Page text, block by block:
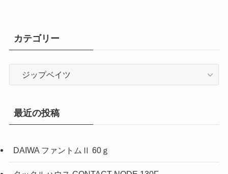
カテゴリー
リ
最近の投稿
DAIWA ファントムⅡ 60ｇ